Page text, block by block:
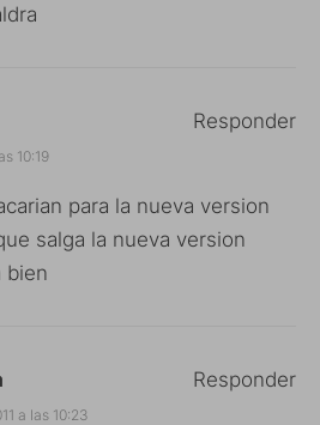
10:19
para la nueva version
salga la nueva version
bien
Responder
a las 10:23
Responder